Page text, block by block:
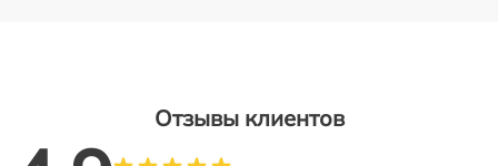
Отзывы клиентов